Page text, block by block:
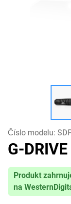
Číslo modelu:
G-DRIVE
Produkt
na